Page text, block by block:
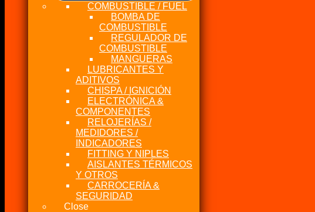
COMBUSTIBLE / FUEL
BOMBA DE
COMBUSTIBLE
REGULADOR DE
COMBUSTIBLE
MANGUERAS
LUBRICANTES Y
ADITIVOS
CHISPA / IGNICIÓN
ELECTRÓNICA &
COMPONENTES
RELOJERÍAS /
MEDIDORES /
INDICADORES
FITTING Y NIPLES
AISLANTES TÉRMICOS
Y OTROS
CARROCERÍA &
SEGURIDAD
Close